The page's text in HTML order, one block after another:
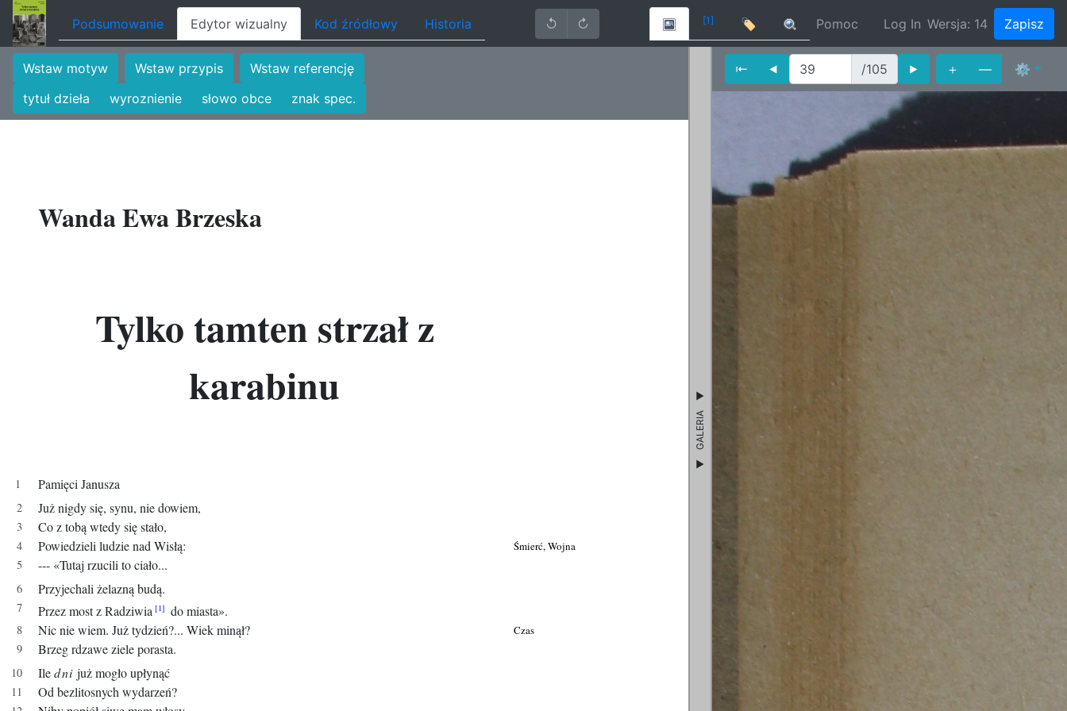
Podsumowanie Edytor wizualny Kod źródłowy Historia ↺ ↻ [1] 🏷 Pomoc Log In Wersja: 14 Zapisz
Wstaw motyw Wstaw przypis
Wstaw referencję
tytuł dzieła
wyroznienie słowo obce znak spec.
Wanda Ewa Brzeska
Tylko tamten strzał z
karabinu
Pamięci Janusza
Już nigdy się, synu, nie dowiem,
Co z tobą wtedy się stało,
Śmierć, Wojna
Powiedzieli ludzie nad Wisłą:
--- «Tutaj rzucili to ciało...
Przyjechali żelazną budą.
Przez most z Radziwia
do miasta».
Czas
Nic nie wiem. Już tydzień?... Wiek minął?
Brzeg rdzawe ziele porasta.
Iledni już mogło upłynąć
Od bezlitosnych wydarzeń?
GALERIA
⇤ ⯇ /105 ⯈ ＋ — ⚙